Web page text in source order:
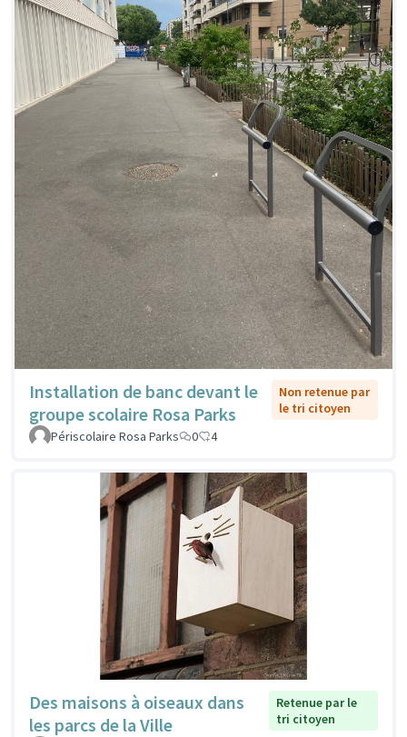
Installation de banc devant le
groupe scolaire Rosa Parks
Non retenue par
le tri citoyen
Périscolaire Rosa Parks
0 4
Des maisons à oiseaux dans
les parcs de la Ville
Retenue par le
tri citoyen